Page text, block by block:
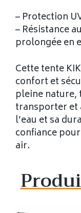
– Protection
– Résistance
prolongée en
Cette tente
confort et
pleine nature,
transporter et
l’eau et sa
confiance
air.